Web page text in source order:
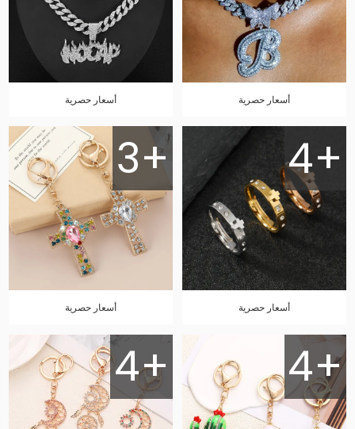
أسعار حصرية أسعار حصرية
4+
أسعار حصرية
3+
أسعار حصرية
4+
4+